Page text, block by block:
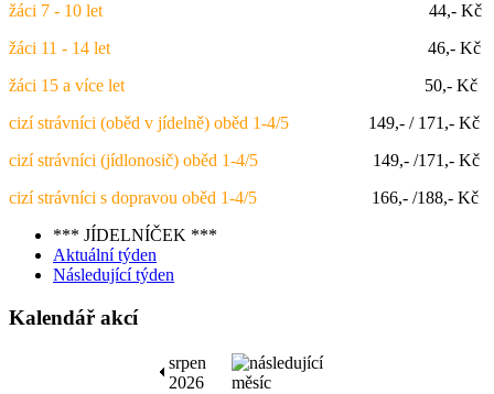
žáci 7 - 10 let
44,- Kč
žáci 11 - 14 let 46,- Kč
žáci 15 a více let
50,- Kč
cizí strávníci (oběd v jídelně) oběd 1-4/5 149,- / 171,- Kč
cizí strávníci (jídlonosič) oběd 1-4/5 149,- /171,- Kč
cizí strávníci s dopravou oběd 1-4/5
166,- /188,- Kč
*** JÍDELNÍČEK ***
Aktuální týden
Následující týden
Kalendář akcí
srpen
2026